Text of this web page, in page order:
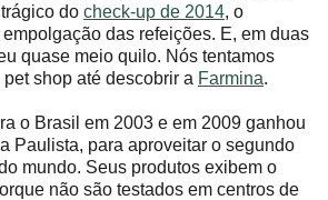
do check-up de 2014, o
das refeições. E, em duas
quase meio quilo. Nós tentamos
shop até descobrir a Farmina.
o Brasil em 2003 e em 2009 ganhou
Paulista, para aproveitar o segundo
mundo. Seus produtos exibem o
não são testados em centros de